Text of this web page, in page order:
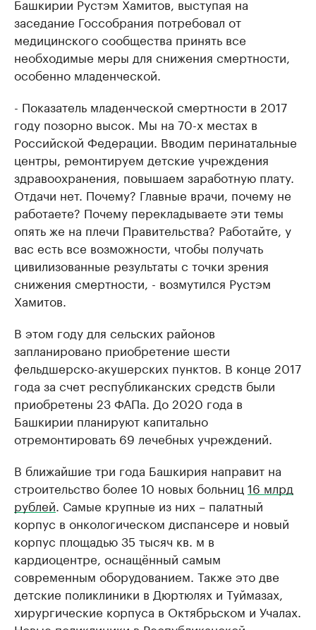
Башкирии Рустэм Хамитов, выступая на
заседание Госсобрания потребовал от
медицинского сообщества принять все
необходимые меры для снижения смертности,
особенно младенческой.
- Показатель младенческой смертности в 2017
году позорно высок. Мы на 70-х местах в
Российской Федерации. Вводим перинатальные
центры, ремонтируем детские учреждения
здравоохранения, повышаем заработную плату.
Отдачи нет. Почему? Главные врачи, почему не
работаете? Почему перекладываете эти темы
опять же на плечи Правительства? Работайте, у
вас есть все возможности, чтобы получать
цивилизованные результаты с точки зрения
снижения смертности, - возмутился Рустэм
Хамитов.
В этом году для сельских районов
запланировано приобретение шести
фельдшерско-акушерских пунктов. В конце 2017
года за счет республиканских средств были
приобретены 23 ФАПа. До 2020 года в
Башкирии планируют капитально
отремонтировать 69 лечебных учреждений.
В ближайшие три года Башкирия направит на
строительство более 10 новых больниц 16 млрд
рублей. Самые крупные из них – палатный
корпус в онкологическом диспансере и новый
корпус площадью 35 тысяч кв. м в
кардиоцентре, оснащённый самым
современным оборудованием. Также это две
детские поликлиники в Дюртюлях и Туймазах,
хирургические корпуса в Октябрьском и Учалах.